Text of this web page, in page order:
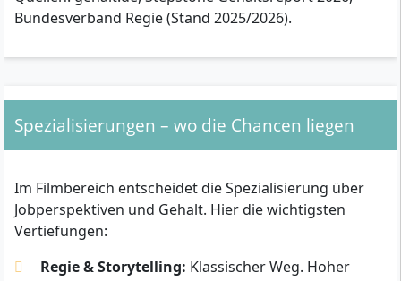
Bundesverband Regie (Stand 2025/2026).
Spezialisierungen – wo die Chancen liegen
Im Filmbereich entscheidet die Spezialisierung über
Jobperspektiven und Gehalt. Hier die wichtigsten
Vertiefungen:
Regie & Storytelling: Klassischer Weg. Hoher